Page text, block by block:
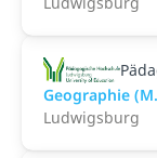
Geographie
Ludwigsburg